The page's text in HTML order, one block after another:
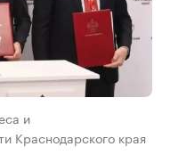
и
Краснодарского края